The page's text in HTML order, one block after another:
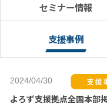
セミナー情報
支援事例
2024/04/30
よろず支援拠点全国本